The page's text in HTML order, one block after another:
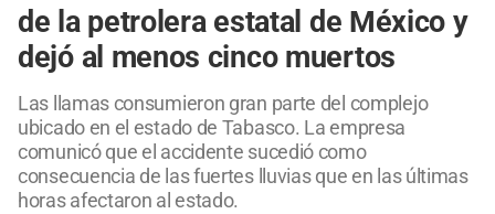
de la petrolera estatal de México y
dejó al menos cinco muertos
Las llamas consumieron gran parte del complejo
ubicado en el estado de Tabasco. La empresa
comunicó que el accidente sucedió como
consecuencia de las fuertes lluvias que en las últimas
horas afectaron al estado.